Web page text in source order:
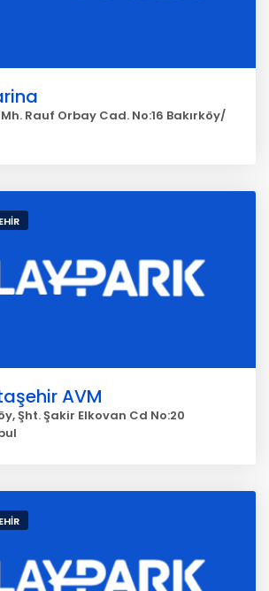
Mh. Rauf Orbay Cad. No:16 Bakırköy/
AVM
Şht. Şakir Elkovan Cd No:20